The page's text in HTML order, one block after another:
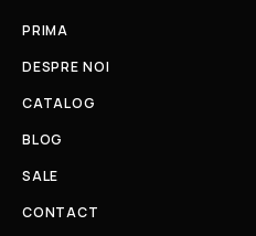
PRIMA
DESPRE NOI
CATALOG
BLOG
SALE
CONTACT